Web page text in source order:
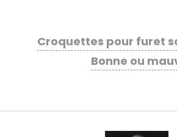
Croquettes pour furet
Bonne ou